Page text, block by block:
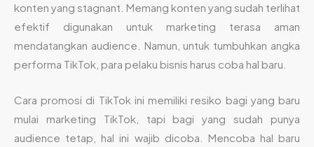
konten yang stagnant. Memang konten yang sudah terlihat
efektif digunakan untuk marketing terasa aman
mendatangkan audience. Namun, untuk tumbuhkan angka
performa TikTok, para pelaku bisnis harus coba hal baru.
Cara promosi di TikTok ini memiliki resiko bagi yang baru
mulai marketing TikTok, tapi bagi yang sudah punya
audience tetap, hal ini wajib dicoba. Mencoba hal baru